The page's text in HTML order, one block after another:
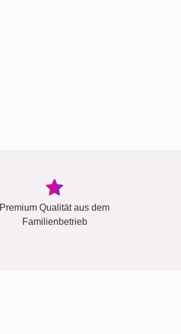
Premium Qualität aus dem
Familienbetrieb